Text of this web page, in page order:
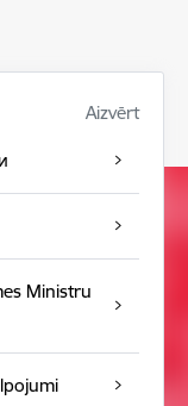
Aizvērt
Ministru